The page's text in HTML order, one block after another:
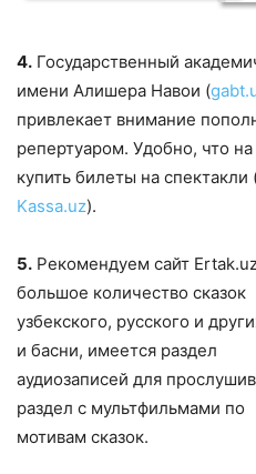
4. Государственный
имени Алишера Навои (
привлекает внимание
репертуаром. Удобно, что
купить билеты на
Kassa.uz).
5. Рекомендуем сайт
большое количество сказок
узбекского, русского и
и басни, имеется раздел
аудиозаписей для
раздел с мультфильмами по
мотивам сказок.